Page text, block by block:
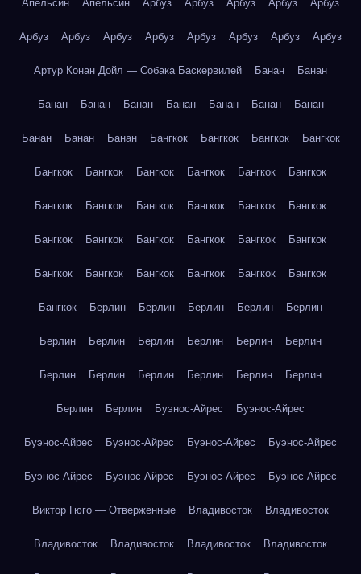
Апельсин Апельсин Арбуз Арбуз Арбуз Арбуз Арбуз
Арбуз Арбуз Арбуз Арбуз Арбуз Арбуз Арбуз Арбуз
Артур Конан Дойл — Собака Баскервилей Банан Банан
Банан Банан Банан Банан Банан Банан Банан
Банан Банан Банан Бангкок Бангкок Бангкок Бангкок
Бангкок Бангкок Бангкок Бангкок Бангкок Бангкок
Бангкок Бангкок Бангкок Бангкок Бангкок Бангкок
Бангкок Бангкок Бангкок Бангкок Бангкок Бангкок
Бангкок Бангкок Бангкок Бангкок Бангкок Бангкок
Бангкок Берлин Берлин Берлин Берлин Берлин
Берлин Берлин Берлин Берлин Берлин Берлин
Берлин Берлин Берлин Берлин Берлин Берлин
Берлин Берлин Буэнос-Айрес Буэнос-Айрес
Буэнос-Айрес Буэнос-Айрес Буэнос-Айрес Буэнос-Айрес
Буэнос-Айрес Буэнос-Айрес Буэнос-Айрес Буэнос-Айрес
Виктор Гюго — Отверженные Владивосток Владивосток
Владивосток Владивосток Владивосток Владивосток